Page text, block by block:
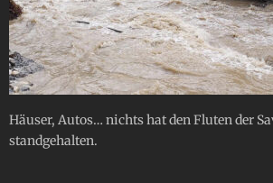
Häuser, Autos… nichts hat den Fluten der
standgehalten.